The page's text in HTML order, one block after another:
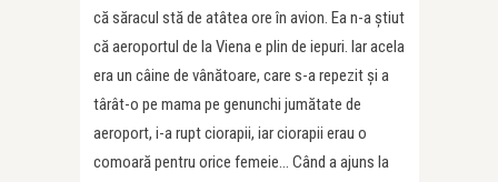
că săracul stă de atâtea ore în avion. Ea n-a știut
că aeroportul de la Viena e plin de iepuri. Iar acela
era un câine de vânătoare, care s-a repezit și a
târât-o pe mama pe genunchi jumătate de
aeroport, i-a rupt ciorapii, iar ciorapii erau o
comoară pentru orice femeie… Când a ajuns la